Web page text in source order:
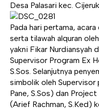
Desa Palasari kec.
Pada hari pertama,
serta tilawah alquran
yakni Fikar Nurdiansyah
Supervisor Program Ex
S.Sos. Selanjutnya
simbolik oleh Supervisor
Pane, S.Sos) dan
(Arief Rachman, S.Ked)